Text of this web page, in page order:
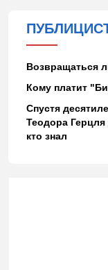
Возвращаться
Кому платит
Спустя
Теодора
кто знал